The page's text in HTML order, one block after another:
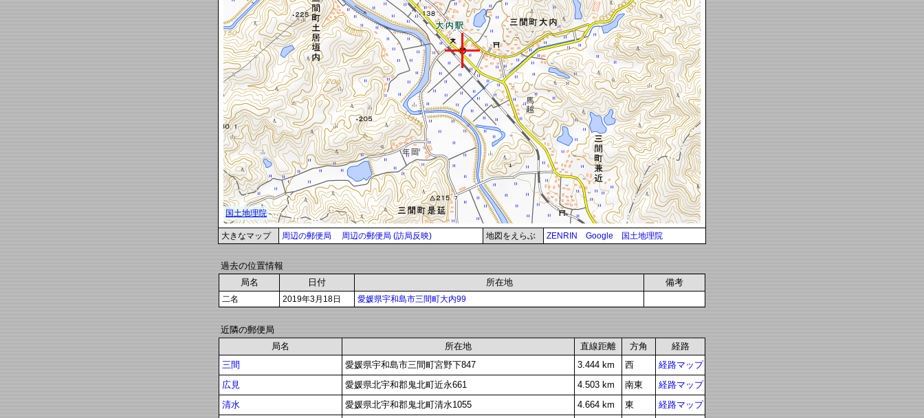
大きなマップ 周辺の郵便局 周辺の郵便局 (訪局反映) 地図をえらぶ ZENRIN Google 国土地理院
過去の位置情報
局名
日付 所在地 備考
二名 2019年3月18日 愛媛県宇和島市三間町大内99
近隣の郵便局
局名
所在地 直線距離 方角
経路
三間
愛媛県宇和島市三間町宮野下847 3.444 km 西
経路マップ
広見
愛媛県北宇和郡鬼北町近永661 4.503 km 南東
経路マップ
清水
愛媛県北宇和郡鬼北町清水1055 4.664 km 東
経路マップ